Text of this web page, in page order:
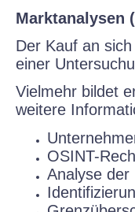
Marktanalysen
Der Kauf an
einer
Vielmehr bildet
weitere
OSINT-
Analyse der